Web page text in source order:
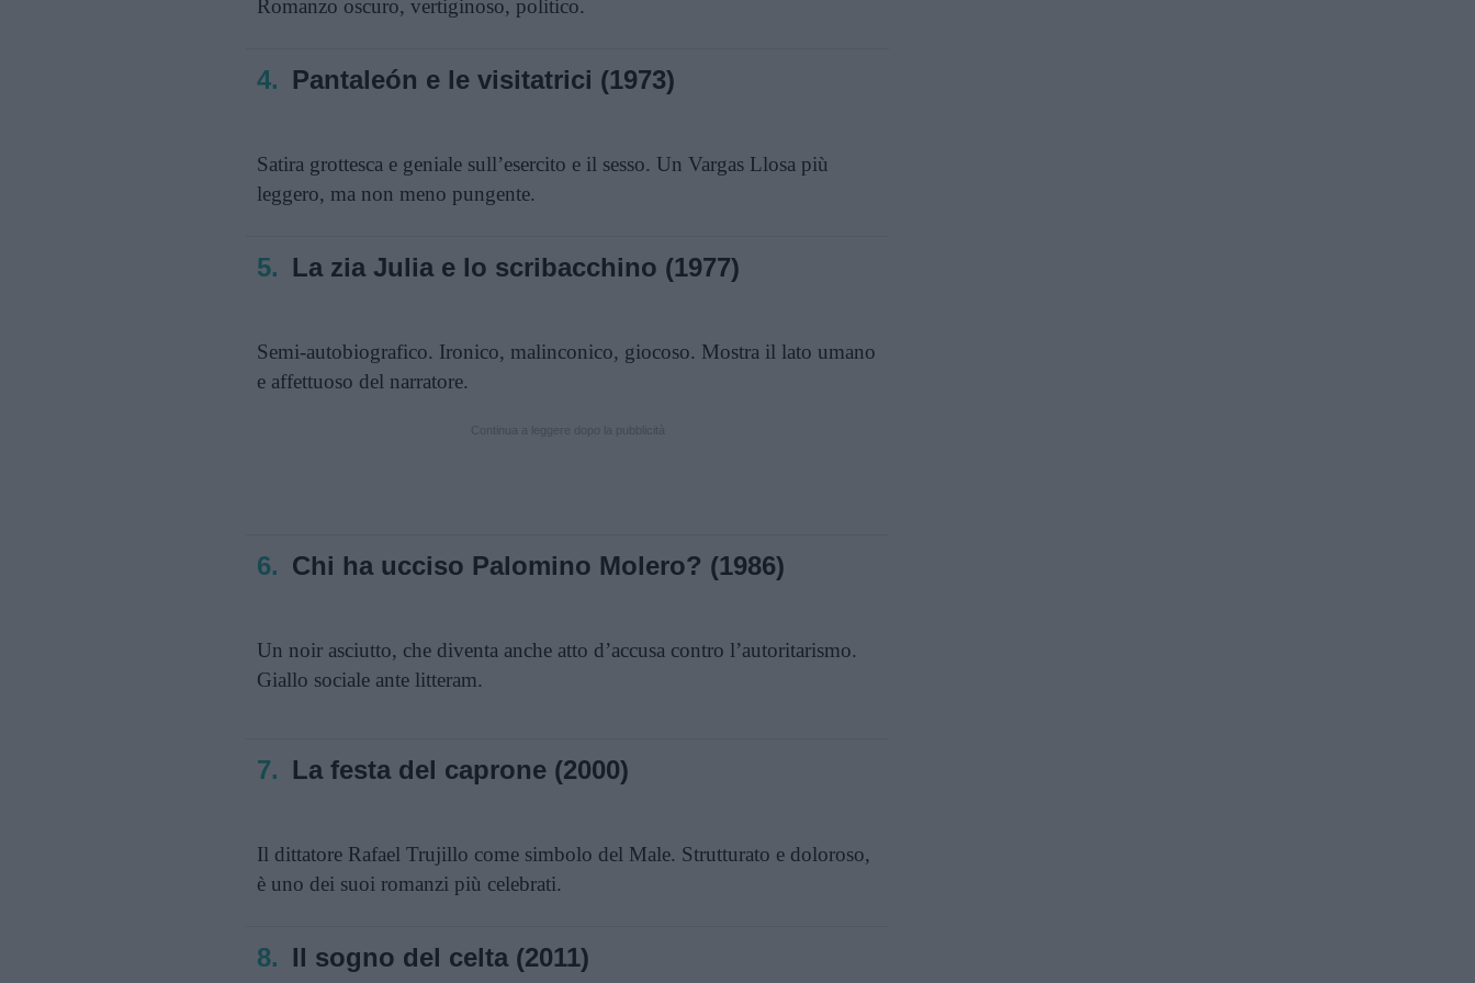
Romanzo oscuro, vertiginoso, politico.
4. Pantaleón e le visitatrici (1973)
Satira grottesca e geniale sull’esercito e il sesso. Un Vargas Llosa più
leggero, ma non meno pungente.
5. La zia Julia e lo scribacchino (1977)
Semi-autobiografico. Ironico, malinconico, giocoso. Mostra il lato umano
e affettuoso del narratore.
6. Chi ha ucciso Palomino Molero? (1986)
Un noir asciutto, che diventa anche atto d’accusa contro l’autoritarismo.
Giallo sociale ante litteram.
7. La festa del caprone (2000)
Il dittatore Rafael Trujillo come simbolo del Male. Strutturato e doloroso,
è uno dei suoi romanzi più celebrati.
8. Il sogno del celta (2011)